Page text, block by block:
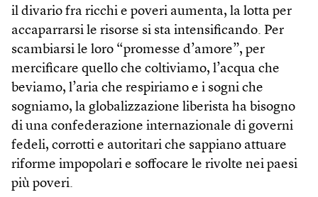
il divario fra ricchi e poveri aumenta, la lotta per
accaparrarsi le risorse si sta intensificando. Per
scambiarsi le loro “promesse d’amore”, per
mercificare quello che coltiviamo, l’acqua che
beviamo, l’aria che respiriamo e i sogni che
sogniamo, la globalizzazione liberista ha bisogno
di una confederazione internazionale di governi
fedeli, corrotti e autoritari che sappiano attuare
riforme impopolari e soffocare le rivolte nei paesi
più poveri.